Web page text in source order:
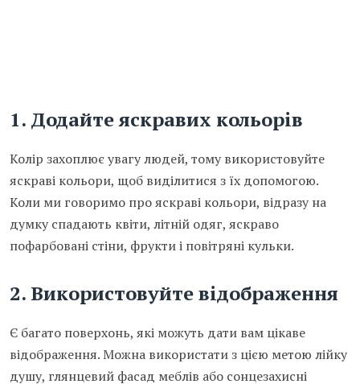
1. Додайте яскравих кольорів
Колір захоплює увагу людей, тому використовуйте
яскраві кольори, щоб виділитися з їх допомогою.
Коли ми говоримо про яскраві кольори, відразу на
думку спадають квіти, літній одяг, яскраво
пофарбовані стіни, фрукти і повітряні кульки.
2. Використовуйте відображення
Є багато поверхонь, які можуть дати вам цікаве
відображення. Можна використати з цією метою лійку
душу, глянцевий фасад меблів або сонцезахисні